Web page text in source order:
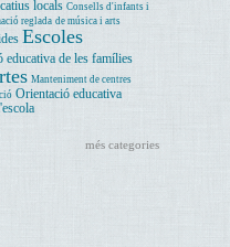
locals Consells d'infants i
reglada de música i arts
Escoles
educativa de les famílies
Manteniment de centres
Orientació educativa
més categories